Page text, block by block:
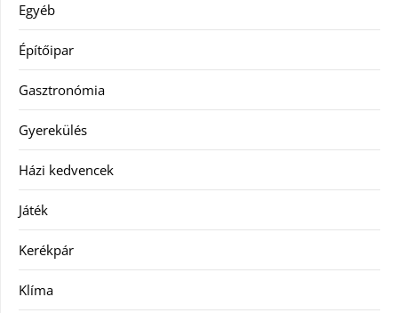
Egyéb
Építőipar
Gasztronómia
Gyerekülés
Házi kedvencek
Játék
Kerékpár
Klíma